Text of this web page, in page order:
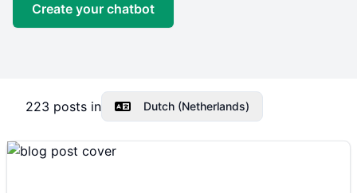
Create your chatbot
223 posts in Dutch (Netherlands)